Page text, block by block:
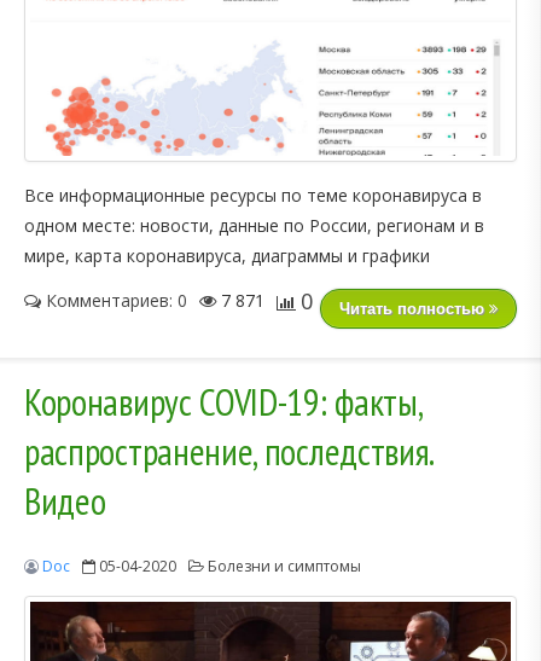
Все информационные ресурсы по теме коронавируса в
одном месте: новости, данные по России, регионам и в
мире, карта коронавируса, диаграммы и графики
Читать полностью
Комментариев: 0 7 871 0
Коронавирус COVID-19: факты,
распространение, последствия.
Видео
Doc 05-04-2020 Болезни и симптомы